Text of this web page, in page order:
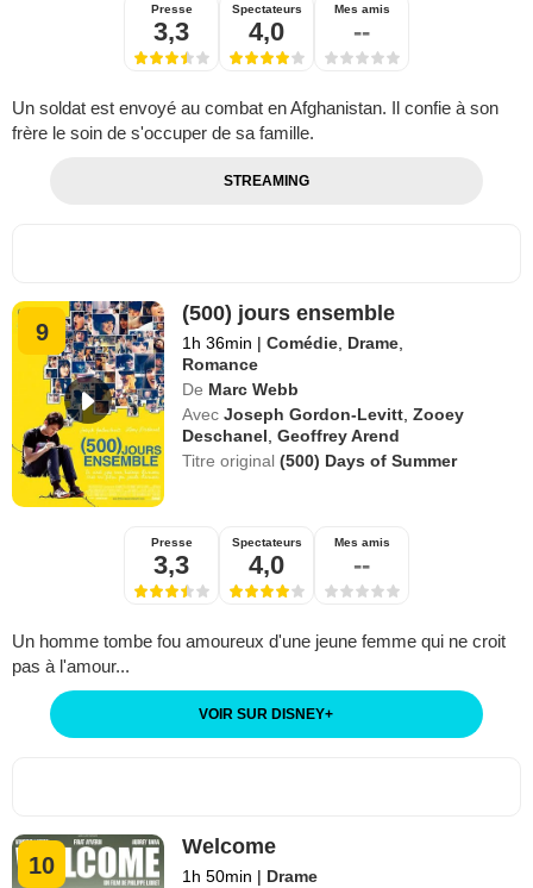
Presse
3,3
Spectateurs
4,0
Mes amis
--
Un soldat est envoyé au combat en Afghanistan. Il confie à son
frère le soin de s'occuper de sa famille.
STREAMING
9
(500) jours ensemble
1h 36min | Comédie Drame
Romance
De Marc Webb
Avec Joseph Gordon-Levitt ,Zooey
Deschanel ,Geoffrey Arend
Titre original(500) Days of Summer
Presse
3,3
Spectateurs
4,0
Mes amis
--
Un homme tombe fou amoureux d'une jeune femme qui ne croit
pas à l'amour...
VOIR SUR DISNEY+
10
Welcome
1h 50min | Drame